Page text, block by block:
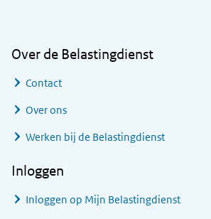
Over de Belastingdienst
Contact
Over ons
Werken bij de Belastingdienst
Inloggen
Inloggen op Mijn Belastingdienst